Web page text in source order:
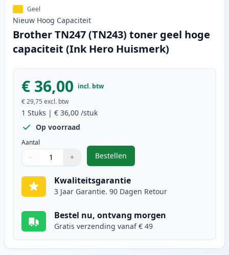
Geel
Nieuw Hoog Capaciteit
Brother TN247 (TN243) toner geel hoge
capaciteit (Ink Hero Huismerk)
€ 36,00 incl. btw
€ 29,75 excl. btw
1 Stuks | € 36,00 /stuk
Op voorraad
Aantal
Gebruik de knoppen om aan te passen
− +
1
Bestellen
,Brother TN247 (TN243) toner
Kwaliteitsgarantie
3 Jaar Garantie. 90 Dagen Retour
Bestel nu, ontvang morgen
Gratis verzending vanaf € 49